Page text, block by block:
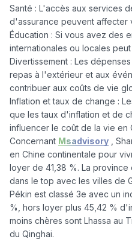
Santé : L'accès aux services
d'assurance peuvent affecter
Éducation : Si vous avez des
internationales ou locales
Divertissement : Les
repas à l'extérieur et aux
contribuer aux coûts de vie
Inflation et taux de change :
que les taux d'inflation et de
influencer le coût de la vie en
Concernant Msadvisory ,
en Chine continentale pour
loyer de 41,38 %. La
dans le top avec les villes de
Pékin est classé 3e avec un
%, hors loyer plus 45,42 %
moins chères sont Lhassa au